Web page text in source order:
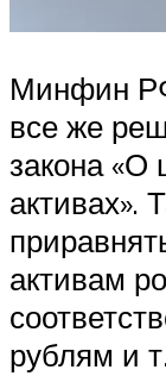
Минфин
все же
закона
активах».
активам
рублям и